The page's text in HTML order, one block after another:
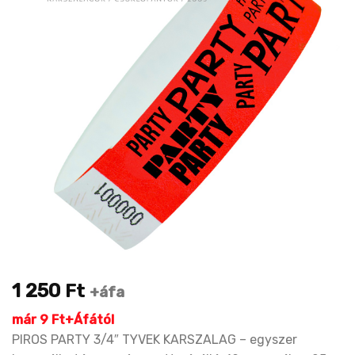
1 250 Ft +áfa
már 9 Ft+Áfától
PIROS PARTY 3/4″ TYVEK KARSZALAG – egyszer